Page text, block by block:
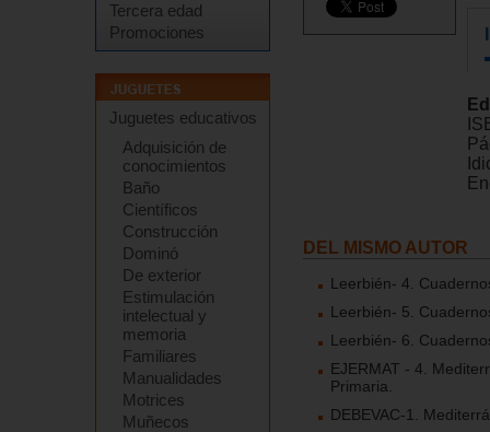
Tercera edad
Promociones
Juguetes educativos
Adquisición de
conocimientos
Baño
Científicos
Construcción
Dominó
De exterior
Estimulación
intelectual y
memoria
Familiares
Manualidades
Motrices
Muñecos
DEL MISMO AUTOR
Leerbién- 4.
Leerbién- 5.
Leerbién- 6.
EJERMAT - 4.
Primaria.
DEBEVAC-1.